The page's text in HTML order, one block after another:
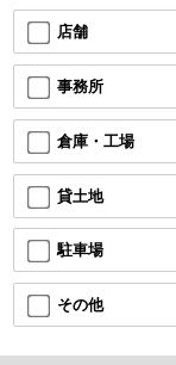
店舗
事務所
倉庫・工場
貸土地
駐車場
その他